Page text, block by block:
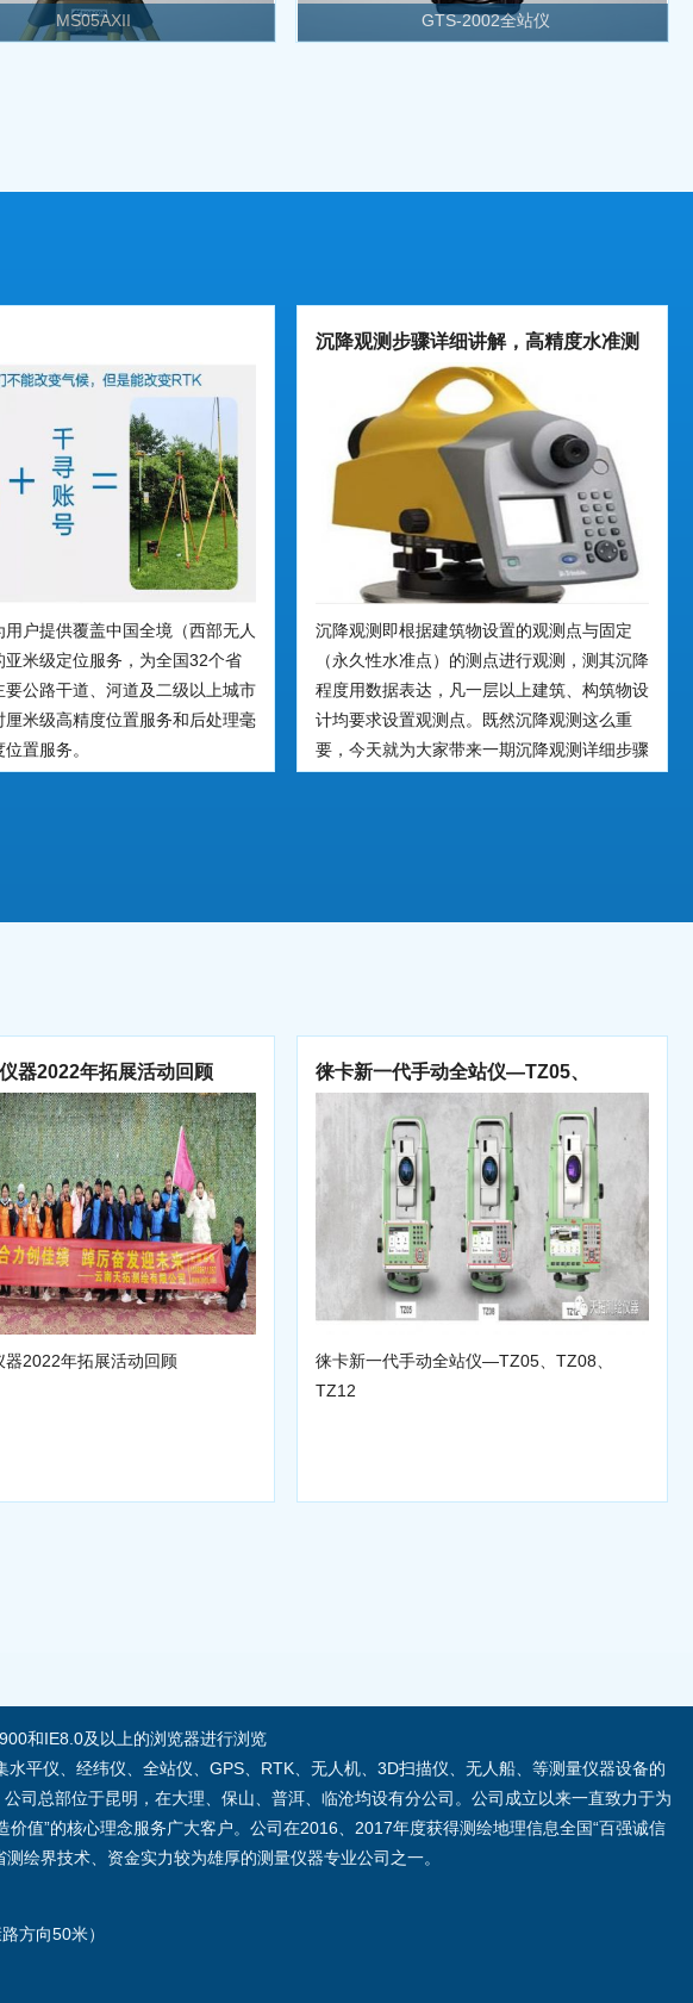
MS05AXII GTS-2002全站仪
用户提供覆盖中国全境（西部无人
亚米级定位服务，为全国32个省
要公路干道、河道及二级以上城市
厘米级高精度位置服务和后处理毫
置服务。
沉降观测步骤详细讲解，高精度水准测
沉降观测即根据建筑物设置的观测点与固定
（永久性水准点）的测点进行观测，测其沉降
程度用数据表达，凡一层以上建筑、构筑物设
计均要求设置观测点。既然沉降观测这么重
要，今天就为大家带来一期沉降观测详细步骤
器2022年拓展活动回顾
器2022年拓展活动回顾
徕卡新一代手动全站仪—TZ05、
TZ08、TZ12
徕卡新一代手动全站仪—TZ05、TZ08、
TZ12
和IE8.0及以上的浏览器进行浏览
平仪、经纬仪、全站仪、GPS、RTK、无人机、3D扫描仪、无人船、等测量仪器设备的
司总部位于昆明，在大理、保山、普洱、临沧均设有分公司。公司成立以来一直致力于为
值”的核心理念服务广大客户。公司在2016、2017年度获得测绘地理信息全国“百强诚信
绘界技术、资金实力较为雄厚的测量仪器专业公司之一。
方向50米）